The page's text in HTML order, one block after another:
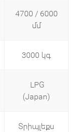
4700 / 6000
մմ
3000 կգ
LPG
(Japan)
Տրիպլեքս